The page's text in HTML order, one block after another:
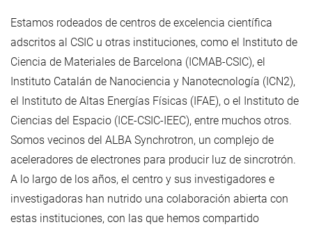
Estamos rodeados de centros de excelencia científica
adscritos al CSIC u otras instituciones, como el Instituto de
Ciencia de Materiales de Barcelona (ICMAB-CSIC), el
Instituto Catalán de Nanociencia y Nanotecnología (ICN2),
el Instituto de Altas Energías Físicas (IFAE), o el Instituto de
Ciencias del Espacio (ICE-CSIC-IEEC), entre muchos otros.
Somos vecinos del ALBA Synchrotron, un complejo de
aceleradores de electrones para producir luz de sincrotrón.
A lo largo de los años, el centro y sus investigadores e
investigadoras han nutrido una colaboración abierta con
estas instituciones, con las que hemos compartido